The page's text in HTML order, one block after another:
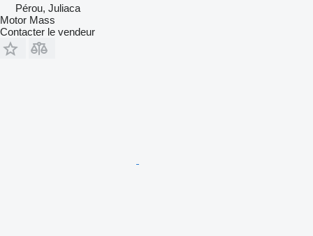
Pérou, Juliaca
Motor Mass
Contacter le vendeur